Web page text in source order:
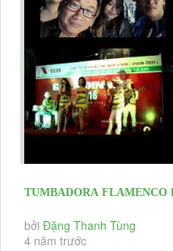
TUMBADORA FLAMENCO
RESORT VISSION TECH
bởi Đặng Thanh Tùng
4 năm trước